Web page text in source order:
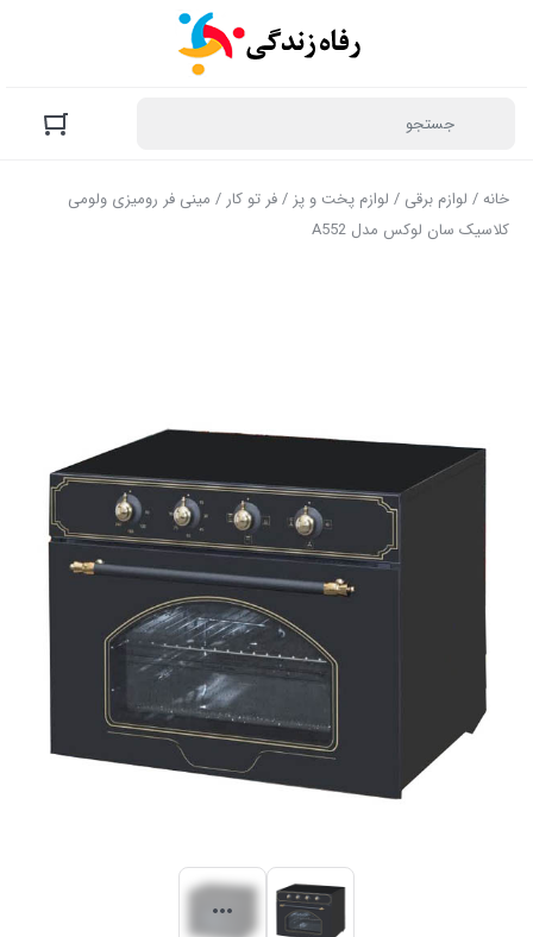
خانه/ لوازم برقی / لوازم پخت و پز /فر تو کار / مینی فر رومیزی ولومی
کلاسیک سان لوکس مدل A552